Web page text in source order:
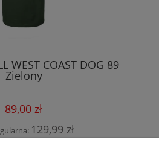
WEST COAST DOG 89
Zielony
89,00 zł
129,99 zł
90,99 zł